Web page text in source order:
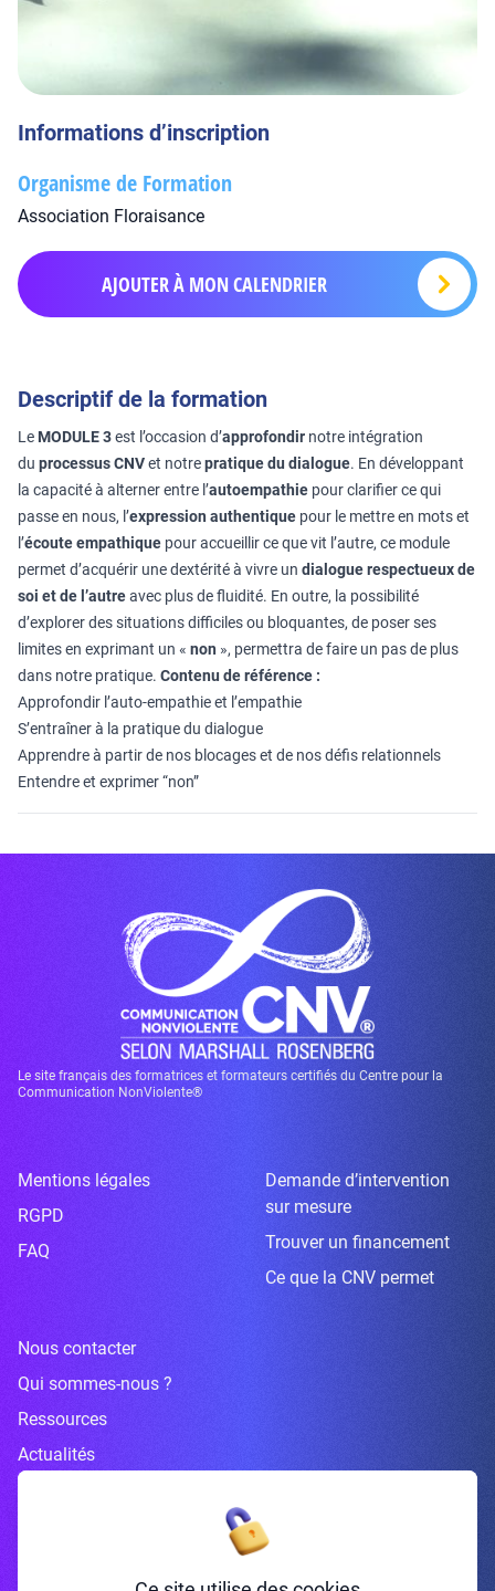
Informations d’inscription
Organisme de Formation
Association Floraisance
AJOUTER À MON CALENDRIER
Descriptif de la formation
Le MODULE 3est l’occasion d’approfondir notre intégration
du processus CNVet notrepratique du dialogue. En développant
la capacité à alterner entre l’autoempathie pour clarifier ce qui
passe en nous, l’expression authentique pour le mettre en mots et
l’écoute empathique pour accueillir ce que vit l’autre, ce module
permet d’acquérir une dextérité à vivre un dialogue respectueux de
soi et de l’autreavec plus de fluidité. En outre, la possibilité
d’explorer des situations difficiles ou bloquantes, de poser ses
limites en exprimant un « non », permettra de faire un pas de plus
dans notre pratique. Contenu de référence :
Approfondir l’auto-empathie et l’empathie
S’entraîner à la pratique du dialogue
Apprendre à partir de nos blocages et de nos défis relationnels
Entendre et exprimer “non”
Le site français des formatrices et formateurs certifiés du Centre pour la
Communication NonViolente®
Mentions légales
RGPD
FAQ
Demande d’intervention
sur mesure
Trouver un financement
Ce que la CNV permet
Nous contacter
Qui sommes-nous ?
Ressources
Actualités
Inscrivez-vous à la newsletter